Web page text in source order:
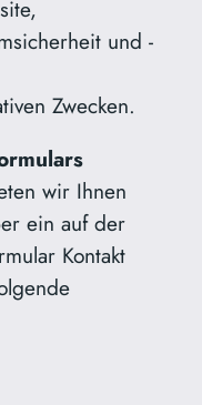
und -
Zwecken.
wir Ihnen
ein auf der
Kontakt